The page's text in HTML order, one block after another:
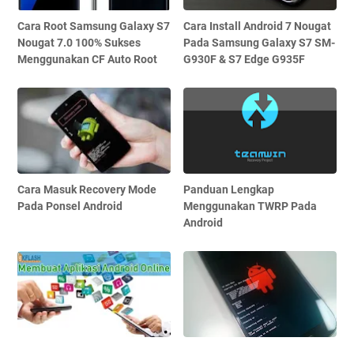
Cara Root Samsung Galaxy S7
Nougat 7.0 100% Sukses
Menggunakan CF Auto Root
Cara Install Android 7 Nougat
Pada Samsung Galaxy S7 SM-
G930F & S7 Edge G935F
Cara Masuk Recovery Mode
Pada Ponsel Android
Panduan Lengkap
Menggunakan TWRP Pada
Android